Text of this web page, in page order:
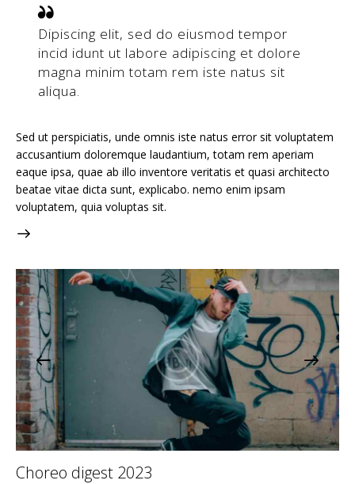
Dipiscing elit, sed do eiusmod tempor
incid idunt ut labore adipiscing et dolore
magna minim totam rem iste natus sit
aliqua.
Sed ut perspiciatis, unde omnis iste natus error sit voluptatem
accusantium doloremque laudantium, totam rem aperiam
eaque ipsa, quae ab illo inventore veritatis et quasi architecto
beatae vitae dicta sunt, explicabo. nemo enim ipsam
voluptatem, quia voluptas sit.
Choreo digest 2023